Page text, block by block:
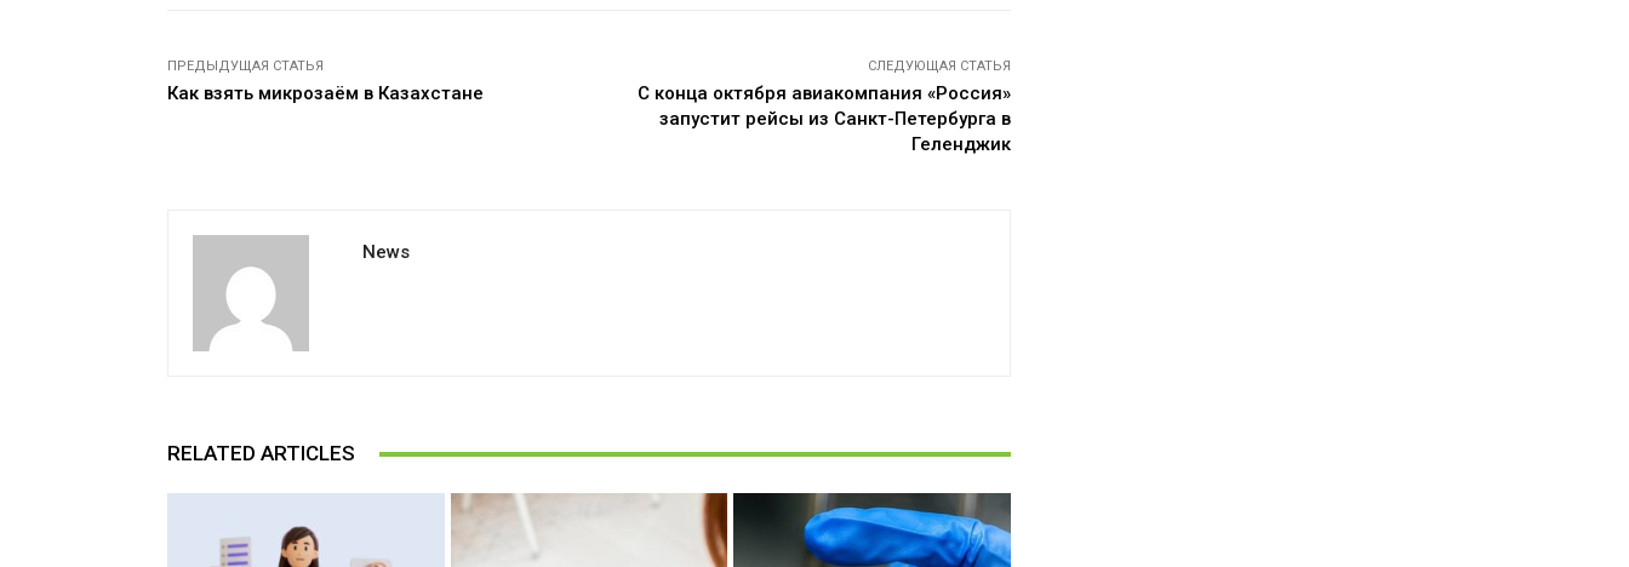
ПРЕДЫДУЩАЯ СТАТЬЯ
Как взять микрозаём в Казахстане
СЛЕДУЮЩАЯ СТАТЬЯ
С конца октября авиакомпания «Россия»
запустит рейсы из Санкт-Петербурга в
Геленджик
News
RELATED ARTICLES